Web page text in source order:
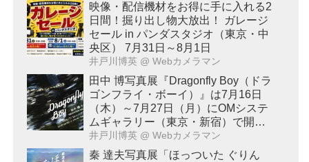
映像・配信機材をお得に手に入れる2
日間！掘り出し物大放出！ ガレージ
セール in パンダスタジオ（東京・中
央区） 7月31日～8月1日
井戸川博英 @ Webカメラマン
田中 博写真展『Dragonfly Boy（ドラ
ゴンフライ・ボーイ）』は7月16日
（木）～7月27日（月）にOMシステ
ムギャラリー（東京・新宿）で開
催！
井戸川博英 @ Webカメラマン
秦 達夫写真展「ほっついた ぐりん